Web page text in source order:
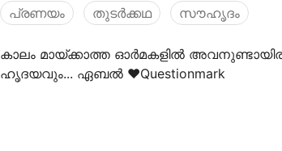
പ്രണയം തുടര്‍ക്കഥ സൗഹൃദം
കാലം മായ്ക്കാത്ത ഓർമകളിൽ
ഹൃദയവും... ഏബൽ ❤️Questionmark